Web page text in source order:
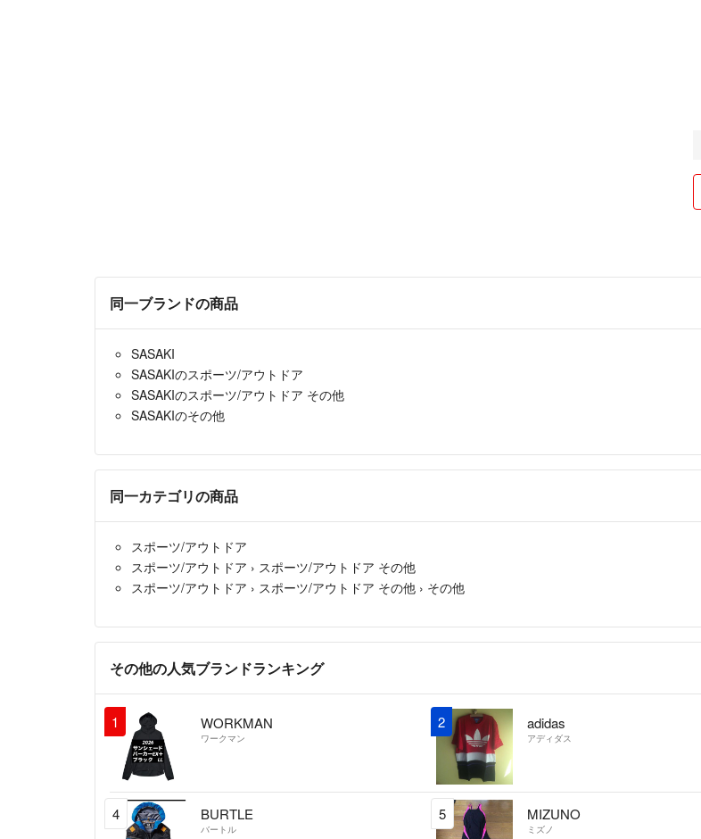
同一ブランドの商品
SASAKI
SASAKIのスポーツ/アウトドア
SASAKIのスポーツ/アウトドア その他
SASAKIのその他
同一カテゴリの商品
スポーツ/アウトドア
スポーツ/アウトドア › スポーツ/アウトドア その他
スポーツ/アウトドア › スポーツ/アウトドア その他 › その他
その他の人気ブランドランキング
1 WORKMAN
ワークマン
2 adidas
アディダス
4 BURTLE
バートル
5 MIZUNO
ミズノ